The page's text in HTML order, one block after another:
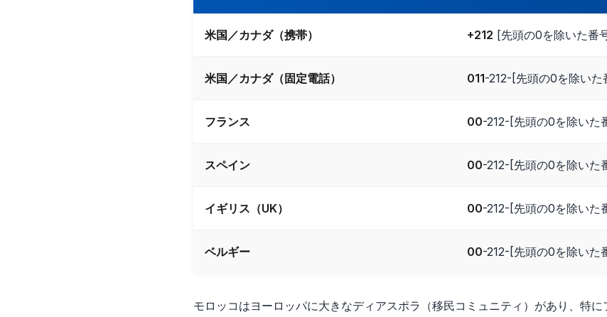
米国／カナダ（携帯） +212 [先頭の0を除いた番
米国／カナダ（固定電話） 011-212-[先頭の0を除いた
フランス 00-212-[先頭の0を除いた
スペイン 00-212-[先頭の0を除いた
イギリス（UK） 00-212-[先頭の0を除いた
ベルギー 00-212-[先頭の0を除いた
モロッコはヨーロッパに大きなディアスポラ（移民コミュニティ）があり、特に